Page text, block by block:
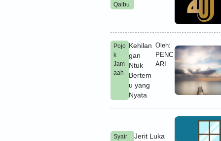
Qalbu
Pojo
k
Jam
aah
Kehilan
gan
Ntuk
Bertem
u yang
Nyata
Oleh:
PENC
ARI
Syair
Jerit Luka